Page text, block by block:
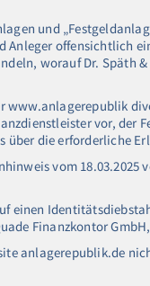
und
Anleger offensichtlich
worauf Dr. Späth
vor, der
die erforderliche
vom 18.03.2025
einen
Finanzkontor
anlagerepublik.de